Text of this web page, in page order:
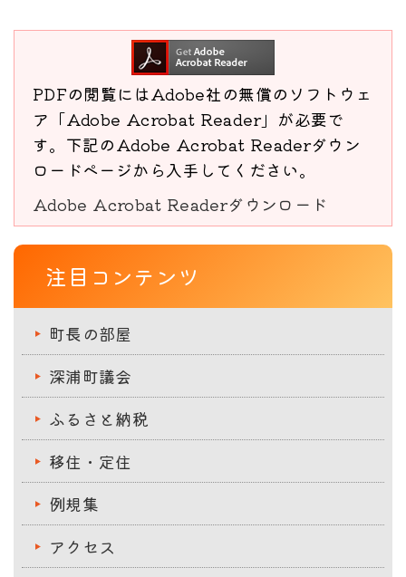
PDFの閲覧にはAdobe社の無償のソフトウェ
ア「Adobe Acrobat Reader」が必要で
す。下記のAdobe Acrobat Readerダウン
ロードページから入手してください。
Adobe Acrobat Readerダウンロード
注目コンテンツ
町長の部屋
深浦町議会
ふるさと納税
移住・定住
例規集
アクセス